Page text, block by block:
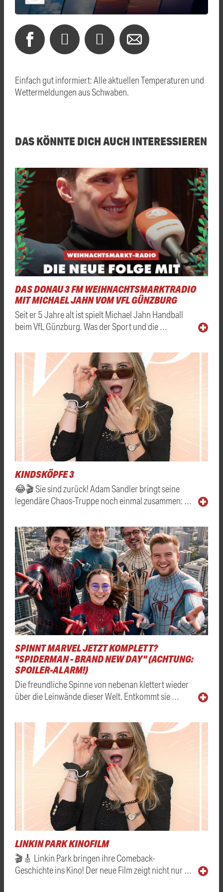
Einfach gut informiert: Alle aktuellen Temperaturen und
Wettermeldungen aus Schwaben.
DAS KÖNNTE DICH AUCH INTERESSIEREN
DAS DONAU 3 FM WEIHNACHTSMARKTRADIO
MIT MICHAEL JAHN VOM VFL GÜNZBURG
Seit er 5 Jahre alt ist spielt Michael Jahn Handball
beim VfL Günzburg. Was der Sport und die …
KINDSKÖPFE 3
😂🎬 Sie sind zurück! Adam Sandler bringt seine
legendäre Chaos-Truppe noch einmal zusammen: …
SPINNT MARVEL JETZT KOMPLETT?
"SPIDERMAN - BRAND NEW DAY" (ACHTUNG:
SPOILER-ALARM!)
Die freundliche Spinne von nebenan klettert wieder
über die Leinwände dieser Welt. Entkommt sie …
LINKIN PARK KINOFILM
🎬🎸 Linkin Park bringen ihre Comeback-
Geschichte ins Kino! Der neue Film zeigt nicht nur …